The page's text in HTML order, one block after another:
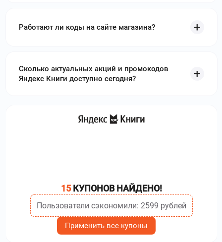
Работают ли коды на сайте магазина?
Сколько актуальных акций и промокодов
Яндекс Книги доступно сегодня?
15КУПОНОВ НАЙДЕНО!
Пользователи сэкономили: 2599 рублей
Применить все купоны